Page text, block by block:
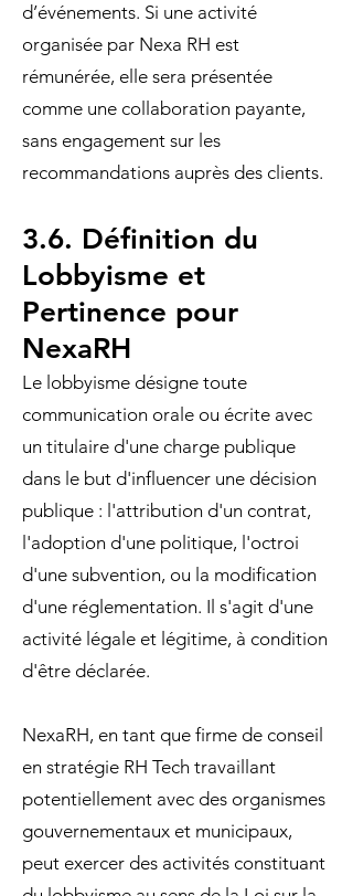
d’événements. Si une activité
organisée par Nexa RH est
rémunérée, elle sera présentée
comme une collaboration payante,
sans engagement sur les
recommandations auprès des clients.
3.6. Définition du
Lobbyisme et
Pertinence pour
NexaRH
Le lobbyisme désigne toute
communication orale ou écrite avec
un titulaire d'une charge publique
dans le but d'influencer une décision
publique : l'attribution d'un contrat,
l'adoption d'une politique, l'octroi
d'une subvention, ou la modification
d'une réglementation. Il s'agit d'une
activité légale et légitime, à condition
d'être déclarée.
NexaRH, en tant que firme de conseil
en stratégie RH Tech travaillant
potentiellement avec des organismes
gouvernementaux et municipaux,
peut exercer des activités constituant